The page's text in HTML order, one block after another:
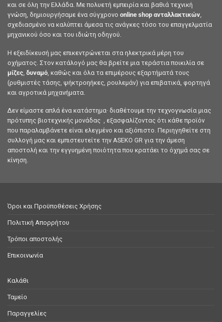
και σε όλη την Ελλάδα. Με πολυετή εμπειρία και βαθιά τεχνική
γνώση, δημιουργήσαμε ένα σύγχρονο online shop ανταλλακτικών
σχεδιασμένο να καλύπτει άμεσα τις ανάγκες τόσο του επαγγελματία
μηχανικού όσο και του ιδιώτη οδηγού.
Η εξειδίκευσή μας επικεντρώνεται στα ηλεκτρικά μέρη του
οχήματος. Στον κατάλογό μας θα βρείτε μια τεράστια ποικιλία σε
μίζες δυναμό , καθώς και όλα τα επιμέρους εξαρτήματά τους
(ρυθμιστές τάσης, ψήκτροηήκες, ρουλεμάν) για επιβατικά, φορτηγά
και αγροτικά μηχανήματα.
Δεν είμαστε απλά ένα κατάστημα· διαθέτουμε την τεχνογνωσία μιας
πρότυπης βιοτεχνικής μονάδας , εξασφαλίζοντας ότι κάθε προϊόν
που παραλαμβάνετε είναι ελεγμένο και αξιόπιστο. Περιηγηθείτε στη
συλλογή μας και εμπιστευτείτε την ASEKO GR για την άμεση
αποστολή και την εγγυημένη ποιότητα που κρατάει το όχημά σας σε
κίνηση.
Όροι και Προϋποθέσεις Χρήσης
Πολιτική Απορρήτου
Τρόποι αποστολής
Επικοινωνία
Καλάθι
Ταμείο
Παραγγελίες